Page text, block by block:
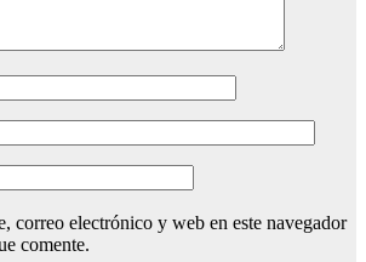
correo electrónico y web en este navegador
comente.